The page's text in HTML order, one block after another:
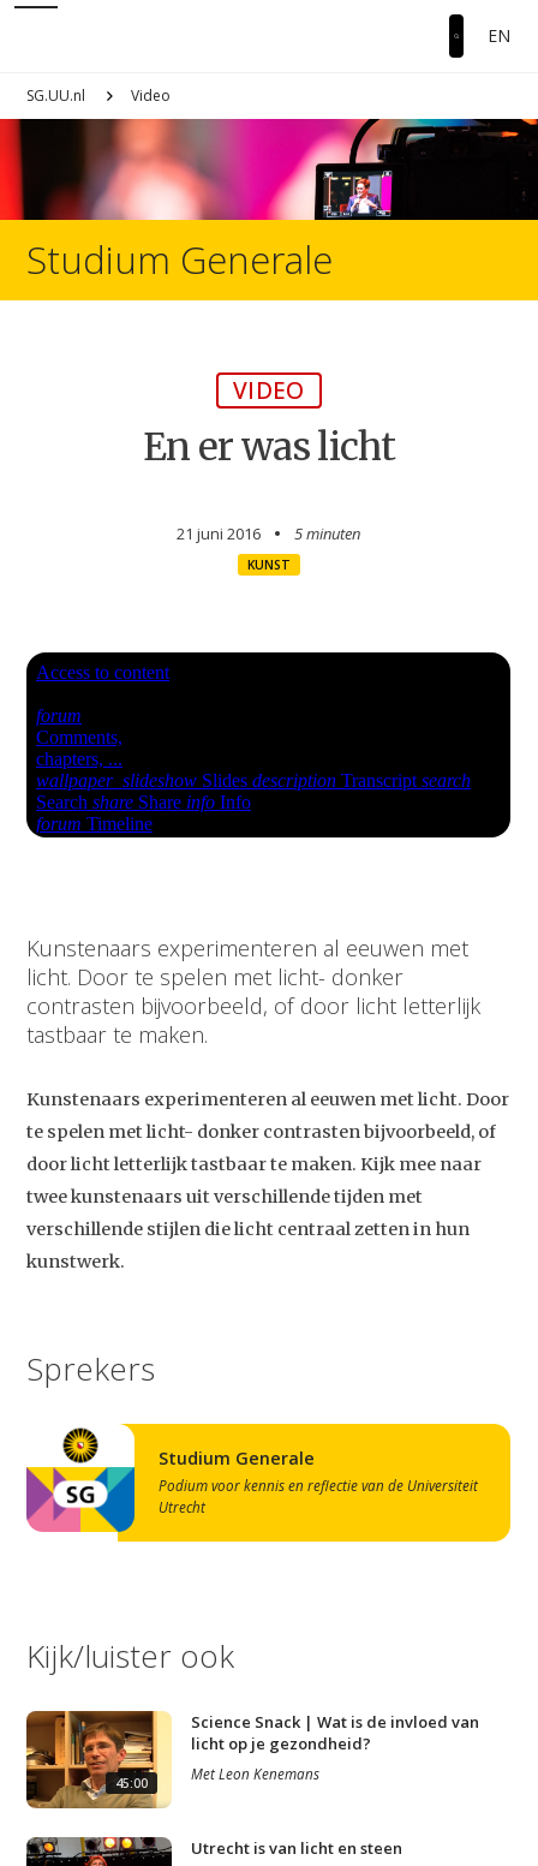
EN
SG.UU.nl Video
Studium Generale
VIDEO
En er was licht
21 juni 2016 5 minuten
KUNST
Kunstenaars experimenteren al eeuwen met
licht. Door te spelen met licht- donker
contrasten bijvoorbeeld, of door licht letterlijk
tastbaar te maken.
Kunstenaars experimenteren al eeuwen met licht. Door
te spelen met licht- donker contrasten bijvoorbeeld, of
door licht letterlijk tastbaar te maken. Kijk mee naar
twee kunstenaars uit verschillende tijden met
verschillende stijlen die licht centraal zetten in hun
kunstwerk.
Sprekers
Studium Generale
Podium voor kennis en reflectie van de Universiteit
Utrecht
Kijk/luister ook
45:00
Science Snack | Wat is de invloed van
licht op je gezondheid?
MetLeon Kenemans
Utrecht is van licht en steen